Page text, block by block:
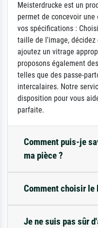
Meisterdrucke est un
permet de concevoir
vos spécifications :
taille de l'image,
ajoutez un vitrage
proposons également
telles que des passe-
intercalaires. Notre
disposition pour vous
parfaite.
Comment puis-je
ma pièce ?
Comment choisir le
Je ne suis pas sûr